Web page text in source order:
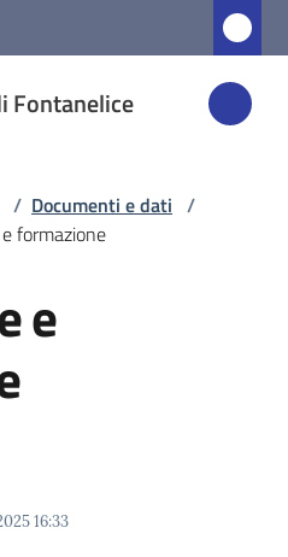
Fontanelice
/ Documenti e dati /
formazione
e
16:33